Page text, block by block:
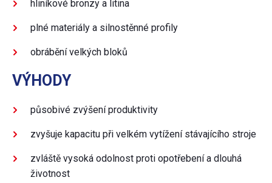
hliníkové bronzy a litina
plné materiály a silnostěnné profily
obrábění velkých bloků
VÝHODY
působivé zvýšení produktivity
zvyšuje kapacitu při velkém vytížení stávajícího stroje
zvláště vysoká odolnost proti opotřebení a dlouhá
životnost